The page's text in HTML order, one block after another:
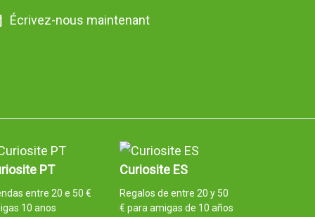
Écrivez-nous maintenant
PT
entre 20 e 50 €
10 anos
Curiosite ES
Regalos de entre 20 y 50
€ para amigas de 10 años